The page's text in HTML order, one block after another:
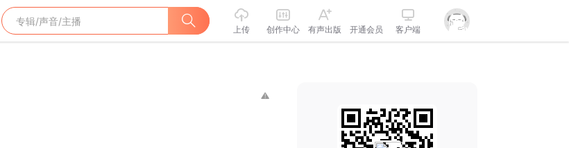
上传 创作中心 有声出版 开通会员 客户端